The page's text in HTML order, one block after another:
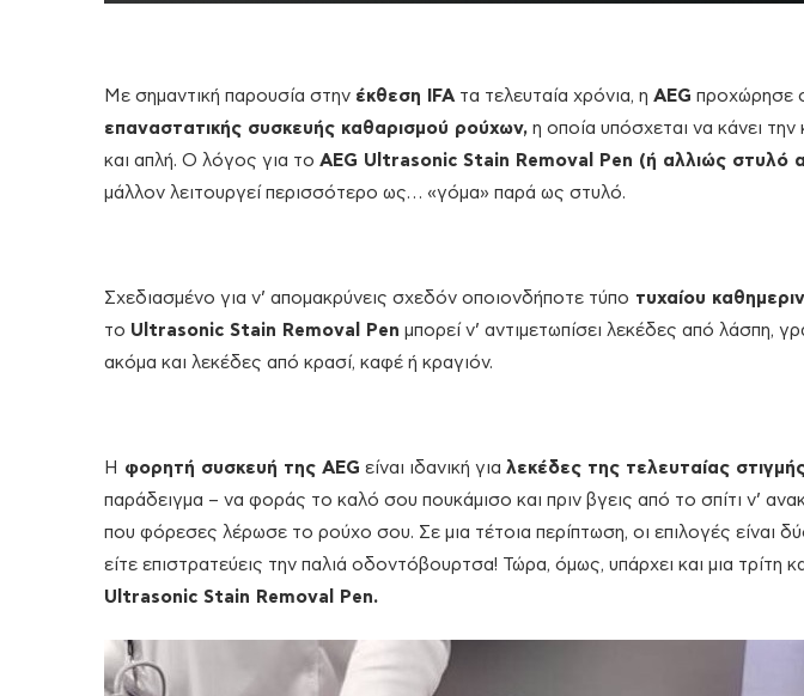
Με σημαντική παρουσία στην έκθεση IFA τα τελευταία χρόνια, η AEG προχώρησε
επαναστατικής συσκευής καθαρισμού ρούχων, η οποία υπόσχεται να κάνει
και απλή. Ο λόγος για το AEG Ultrasonic Stain Removal Pen (ή αλλιώς στυλό
μάλλον λειτουργεί περισσότερο ως… «γόμα» παρά ως στυλό.
Σχεδιασμένο για ν’ απομακρύνεις σχεδόν οποιονδήποτε τύπο τυχαίου
το Ultrasonic Stain Removal Pen μπορεί ν’ αντιμετωπίσει λεκέδες από λάσπη,
ακόμα και λεκέδες από κρασί, καφέ ή κραγιόν.
Η φορητή συσκευή της AEG είναι ιδανική για λεκέδες της τελευταίας
παράδειγμα – να φοράς το καλό σου πουκάμισο και πριν βγεις από το σπίτι ν’
που φόρεσες λέρωσε το ρούχο σου. Σε μια τέτοια περίπτωση, οι επιλογές είναι
είτε επιστρατεύεις την παλιά οδοντόβουρτσα! Τώρα, όμως, υπάρχει και μια τρίτη
Ultrasonic Stain Removal Pen.